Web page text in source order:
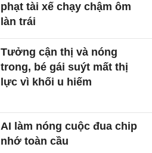
phạt tài xế chạy chậm ôm
làn trái
Tưởng cận thị và nóng
trong, bé gái suýt mất thị
lực vì khối u hiếm
AI làm nóng cuộc đua chip
nhớ toàn cầu